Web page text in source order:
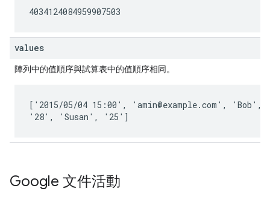
4034124084959907503
values
陣列中的值順序與試算表中的值順序相同。
[ '2015/05/04 15:00', 'amin@example.com',
'28', 'Susan', '25' ]
Google 文件活動